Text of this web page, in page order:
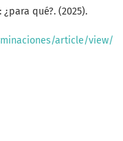
qué?. (2025).
article/view/